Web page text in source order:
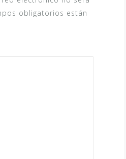
obligatorios están